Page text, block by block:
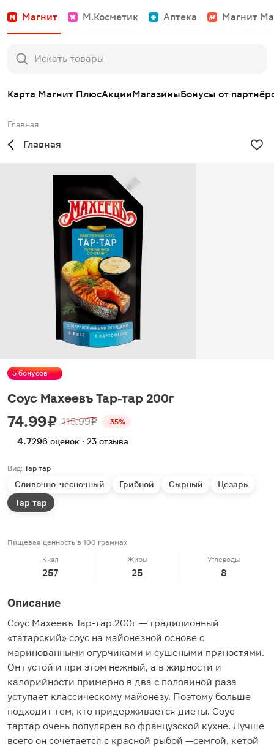
Магнит М.Косметик Аптека Магнит
Карта Магнит ПлюсАкцииМагазиныБонусы от
Главная
Главная
5 бонусов
Соус Махеевъ Тар-тар 200г
74.99 ₽ 115.99 ₽ -35%
4.7296 оценок · 23 отзыва
Вид: Тар тар
Сливочно-чесночный Грибной Сырный
Цезарь
Тар тар
Пищевая ценность в 100 граммах
Ккал
257
Жиры
25
Углеводы
8
Описание
Соус Махеевъ Тар-тар 200г — традиционный
«татарский» соус на майонезной основе с
маринованными огурчиками и сушеными пряностями.
Он густой и при этом нежный, а в жирности и
калорийности примерно в два с половиной раза
уступает классическому майонезу. Поэтому больше
подходит тем, кто придерживается диеты. Соус
тартар очень популярен во французской кухне. Лучше
всего он сочетается с красной рыбой —семгой, кетой